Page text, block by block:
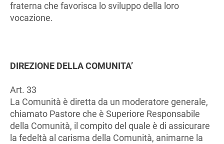
fraterna che favorisca lo sviluppo della loro
vocazione.
DIREZIONE DELLA COMUNITA’
Art. 33
La Comunità è diretta da un moderatore generale,
chiamato Pastore che è Superiore Responsabile
della Comunità, il compito del quale è di assicurare
la fedeltà al carisma della Comunità, animarne la